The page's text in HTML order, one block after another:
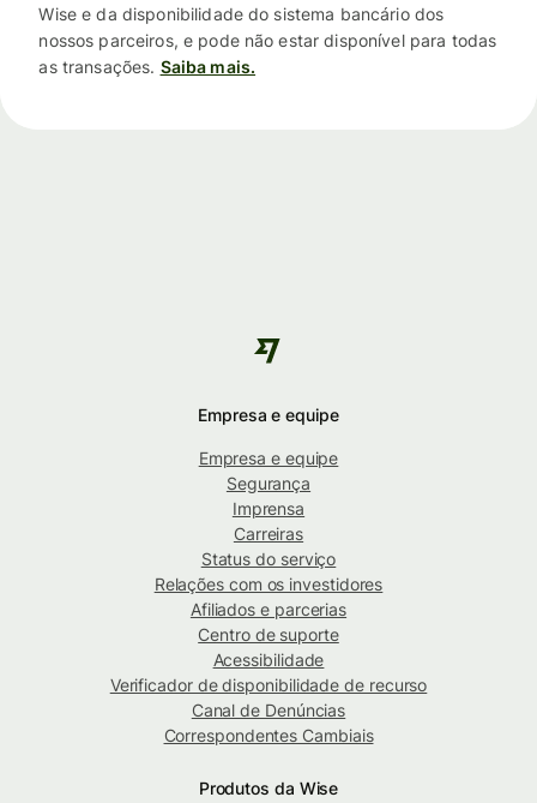
Wise e da disponibilidade do sistema bancário dos
nossos parceiros, e pode não estar disponível para todas
as transações. Saiba mais.
Empresa e equipe
Empresa e equipe
Segurança
Imprensa
Carreiras
Status do serviço
Relações com os investidores
Afiliados e parcerias
Centro de suporte
Acessibilidade
Verificador de disponibilidade de recurso
Canal de Denúncias
Correspondentes Cambiais
Produtos da Wise